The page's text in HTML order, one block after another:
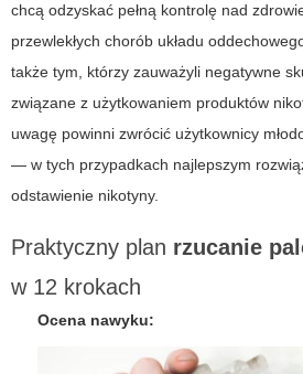
chcą odzyskać pełną kontrolę nad
przewlekłych chorób układu
także tym, którzy zauważyli negatywne
związane z użytkowaniem produktów
uwagę powinni zwrócić użytkownicy
— w tych przypadkach najlepszym
odstawienie nikotyny.
Praktyczny plan rzucanie
w 12 krokach
Ocena nawyku: